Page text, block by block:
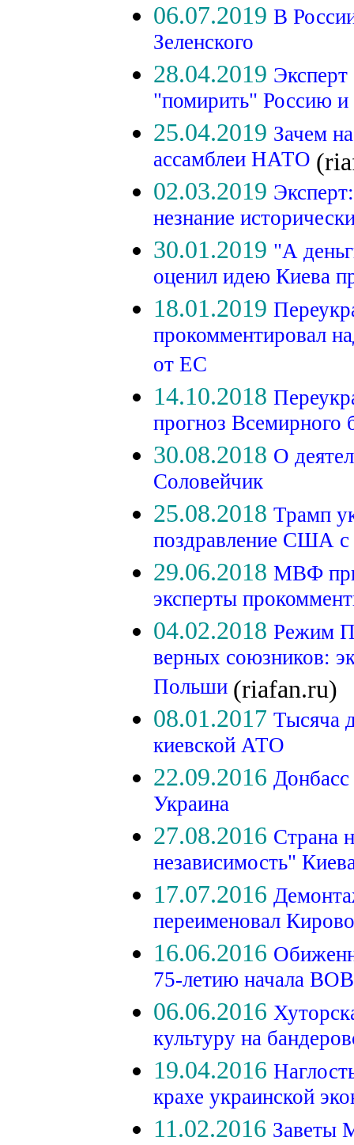
06.07.2019 В
Зеленского
28.04.2019
"помирить"
25.04.2019 Зачем
ассамблеи НАТО
02.03.2019
незнание
30.01.2019 "А
оценил идею Киева
18.01.2019
прокомментировал
от ЕС
14.10.2018
прогноз Всемирного
30.08.2018 О
Соловейчик
25.08.2018 Трамп
поздравление США
29.06.2018 МВФ
эксперты
04.02.2018 Режим
верных союзников:
Польши (riafan.ru)
08.01.2017 Тысяча
киевской АТО
22.09.2016
Украина
27.08.2016 Страна
независимость"
17.07.2016
переименовал
16.06.2016
75-летию начала
06.06.2016
культуру на
19.04.2016
крахе украинской
11.02.2016 Заветы